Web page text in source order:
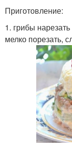
Приготовление:
1. грибы
мелко порезать,